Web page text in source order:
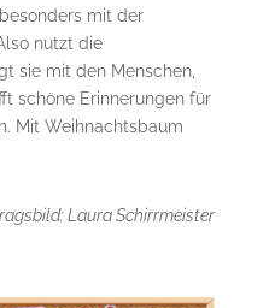
mit der
nutzt die
sie mit den Menschen,
schöne Erinnerungen für
Mit Weihnachtsbaum
Laura Schirrmeister